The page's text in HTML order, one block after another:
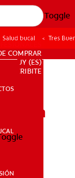
Toggle
SALUD BUCAL
COMPRAR
UY (ES)
SUSCRIBITE
Salud bucal Tres
Para